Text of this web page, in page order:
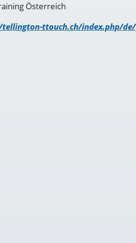
Österreich
ttouch.ch/index.php/de/